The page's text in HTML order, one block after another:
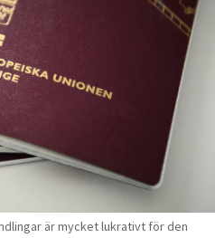
är mycket lukrativt för den